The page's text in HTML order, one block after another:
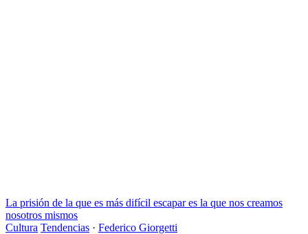
La prisión de la que es más difícil escapar es la que nos creamos
nosotros mismos
Cultura Tendencias · Federico Giorgetti